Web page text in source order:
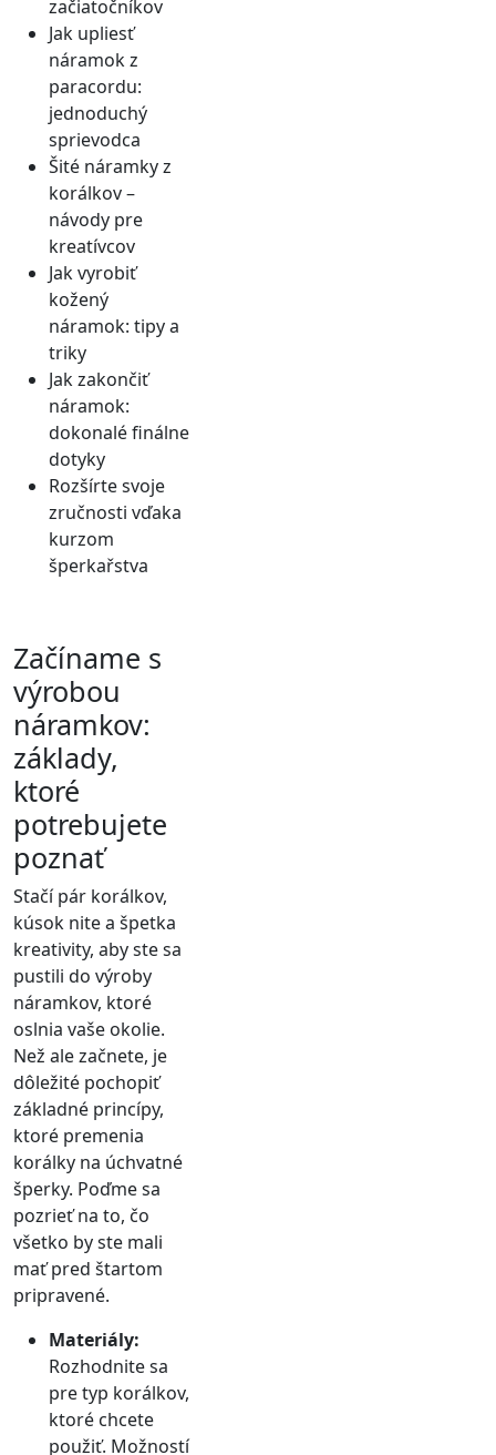
začiatočníkov
Jak upliesť
náramok z
paracordu:
jednoduchý
sprievodca
Šité náramky z
korálkov –
návody pre
kreatívcov
Jak vyrobiť
kožený
náramok: tipy a
triky
Jak zakončiť
náramok:
dokonalé finálne
dotyky
Rozšírte svoje
zručnosti vďaka
kurzom
šperkařstva
Začíname s
výrobou
náramkov:
základy,
ktoré
potrebujete
poznať
Stačí pár korálkov,
kúsok nite a špetka
kreativity, aby ste sa
pustili do výroby
náramkov, ktoré
oslnia vaše okolie.
Než ale začnete, je
dôležité pochopiť
základné princípy,
ktoré premenia
korálky na úchvatné
šperky. Poďme sa
pozrieť na to, čo
všetko by ste mali
mať pred štartom
pripravené.
Materiály:
Rozhodnite sa
pre typ korálkov,
ktoré chcete
použiť. Možností